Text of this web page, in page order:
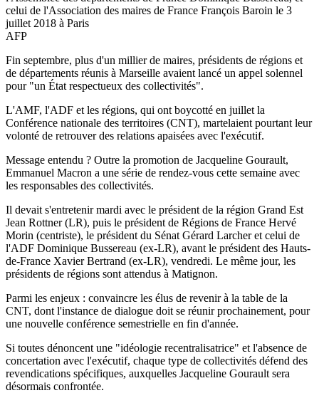
celui de l'Association des maires de France François Baroin le 3
juillet 2018 à Paris
AFP
Fin septembre, plus d'un millier de maires, présidents de régions et
de départements réunis à Marseille avaient lancé un appel solennel
pour "un État respectueux des collectivités".
L'AMF, l'ADF et les régions, qui ont boycotté en juillet la
Conférence nationale des territoires (CNT), martelaient pourtant leur
volonté de retrouver des relations apaisées avec l'exécutif.
Message entendu ? Outre la promotion de Jacqueline Gourault,
Emmanuel Macron a une série de rendez-vous cette semaine avec
les responsables des collectivités.
Il devait s'entretenir mardi avec le président de la région Grand Est
Jean Rottner (LR), puis le président de Régions de France Hervé
Morin (centriste), le président du Sénat Gérard Larcher et celui de
l'ADF Dominique Bussereau (ex-LR), avant le président des Hauts-
de-France Xavier Bertrand (ex-LR), vendredi. Le même jour, les
présidents de régions sont attendus à Matignon.
Parmi les enjeux : convaincre les élus de revenir à la table de la
CNT, dont l'instance de dialogue doit se réunir prochainement, pour
une nouvelle conférence semestrielle en fin d'année.
Si toutes dénoncent une "idéologie recentralisatrice" et l'absence de
concertation avec l'exécutif, chaque type de collectivités défend des
revendications spécifiques, auxquelles Jacqueline Gourault sera
désormais confrontée.